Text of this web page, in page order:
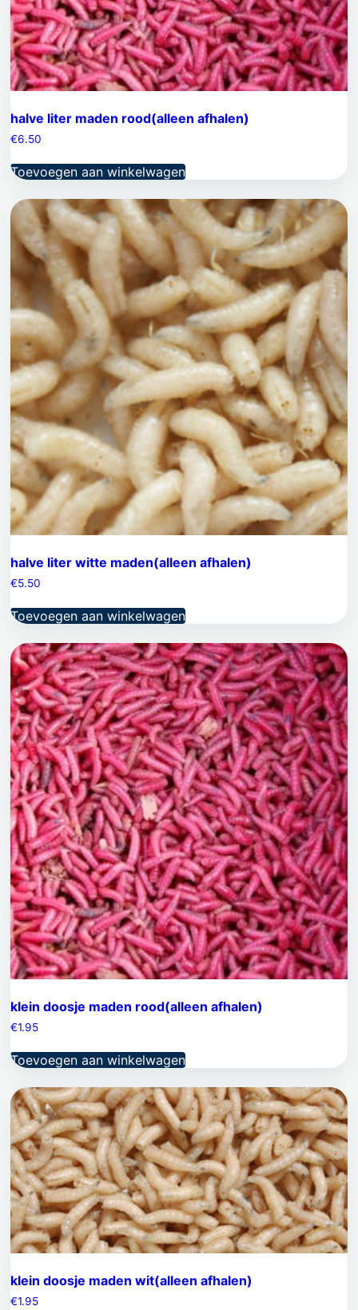
halve liter maden rood(alleen afhalen)
€6.50
Toevoegen aan winkelwagen
halve liter witte maden(alleen afhalen)
€5.50
Toevoegen aan winkelwagen
klein doosje maden rood(alleen afhalen)
€1.95
Toevoegen aan winkelwagen
klein doosje maden wit(alleen afhalen)
€1.95